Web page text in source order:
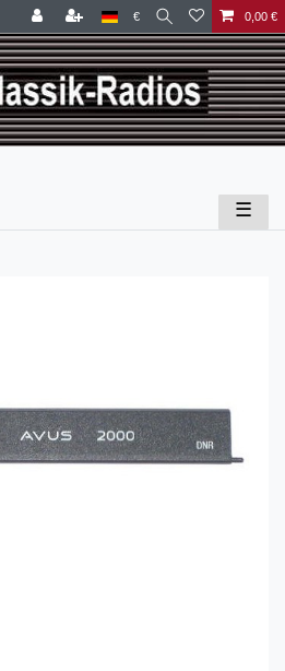
€ 0,00 €
☰